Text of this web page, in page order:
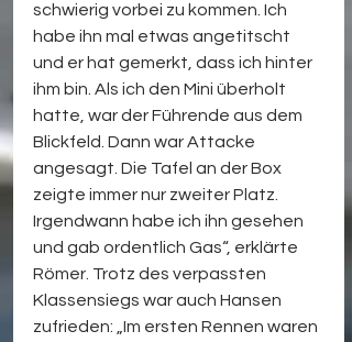
schwierig vorbei zu kommen. Ich
habe ihn mal etwas angetitscht
und er hat gemerkt, dass ich hinter
ihm bin. Als ich den Mini überholt
hatte, war der Führende aus dem
Blickfeld. Dann war Attacke
angesagt. Die Tafel an der Box
zeigte immer nur zweiter Platz.
Irgendwann habe ich ihn gesehen
und gab ordentlich Gas“, erklärte
Römer. Trotz des verpassten
Klassensiegs war auch Hansen
zufrieden: „Im ersten Rennen waren